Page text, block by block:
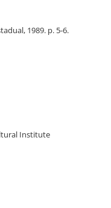
1989. p. 5-6.
Institute